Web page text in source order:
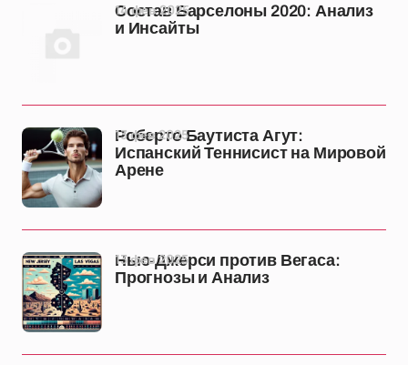
Состав Барселоны 2020: Анализ
и Инсайты
14 фев 2025
Роберто Баутиста Агут:
Испанский Теннисист на Мировой
Арене
13 фев 2025
Нью-Джерси против Вегаса:
Прогнозы и Анализ
13 фев 2025